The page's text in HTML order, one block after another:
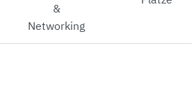
&
Networking